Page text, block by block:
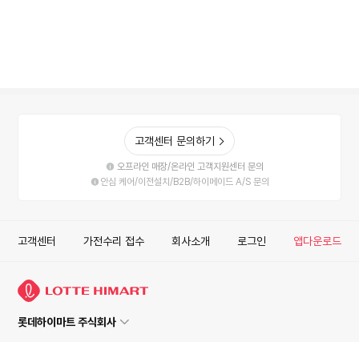
고객센터 문의하기
오프라인 매장/온라인 고객지원센터 문의
안심 케어/이전설치/B2B/하이메이드 A/S 문의
고객센터 가전수리 접수 회사소개 로그인 앱다운로드
롯데하이마트 주식회사